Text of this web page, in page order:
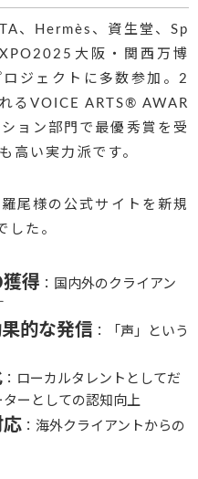
、Hermès、資生堂、Sp
大阪・関西万博
ジェクトに多数参加。2
るVOICE ARTS® AWAR
ョン部門で最優秀賞を受
高い実力派です。
尾様の公式サイトを新規
した。
得 ：国内外のクライアン
的な発信 ：「声」という
：ローカルタレントとしてだ
ーとしての認知向上
応 ：海外クライアントからの